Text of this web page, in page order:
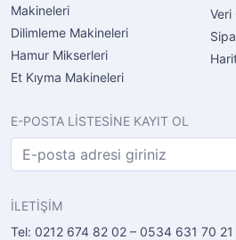
Makineleri
Dilimleme Makineleri
Hamur Mikserleri
Et Kıyma Makineleri
Veri
E-POSTA LİSTESİNE KAYIT OL
İLETİŞİM
Tel: 0212 674 82 02 – 0534 631 70 21